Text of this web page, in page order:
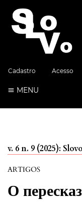
Cadastro Acesso
MENU
v. 6 n. 9 (2025): Slovo
ARTIGOS
О